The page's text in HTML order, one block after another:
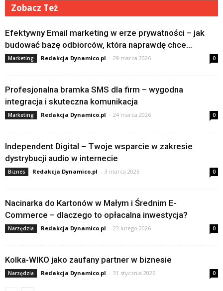
Zobacz Też
Efektywny Email marketing w erze prywatności – jak
budować bazę odbiorców, która naprawdę chce...
Marketing Redakcja Dynamico.pl - 29 marca 2026 0
Profesjonalna bramka SMS dla firm – wygodna
integracja i skuteczna komunikacja
Marketing Redakcja Dynamico.pl - 24 marca 2026 0
Independent Digital – Twoje wsparcie w zakresie
dystrybucji audio w internecie
Biznes Redakcja Dynamico.pl - 3 marca 2026 0
Nacinarka do Kartonów w Małym i Średnim E-
Commerce – dlaczego to opłacalna inwestycja?
Narzędzia Redakcja Dynamico.pl - 23 lutego 2026 0
Kolka-WIKO jako zaufany partner w biznesie
Narzędzia Redakcja Dynamico.pl - 31 stycznia 2026 0